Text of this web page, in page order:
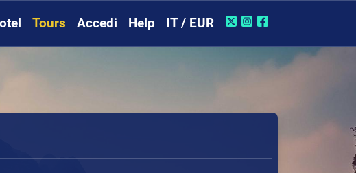
Tours Accedi Help IT / EUR